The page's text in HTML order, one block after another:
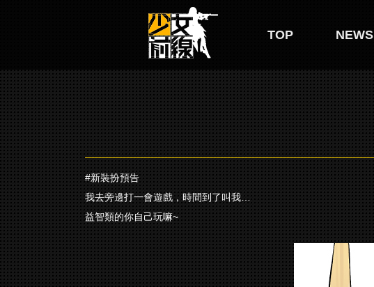
TOP NEWS
#新裝扮預告
我去旁邊打一會遊戲，時間到了叫我…
益智類的你自己玩嘛~